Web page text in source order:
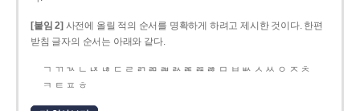
[붙임 2] 사전에 올릴 적의 순서를 명확하게 하려고 제시한 것이다. 한편
받침 글자의 순서는 아래와 같다.
ㄱ ㄲ ㄳ ㄴ ㄵ ㄶ ㄷ ㄹ ㄺ ㄻ ㄼ ㄽ ㄾ ㄿ ㅀ ㅁ ㅂ ㅄ ㅅ ㅆ ㅇ ㅈ ㅊ
ㅋ ㅌ ㅍ ㅎ